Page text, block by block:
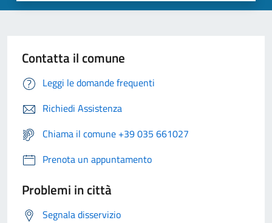
Contatta il comune
Leggi le domande frequenti
Richiedi Assistenza
Chiama il comune +39 035 661027
Prenota un appuntamento
Problemi in città
Segnala disservizio